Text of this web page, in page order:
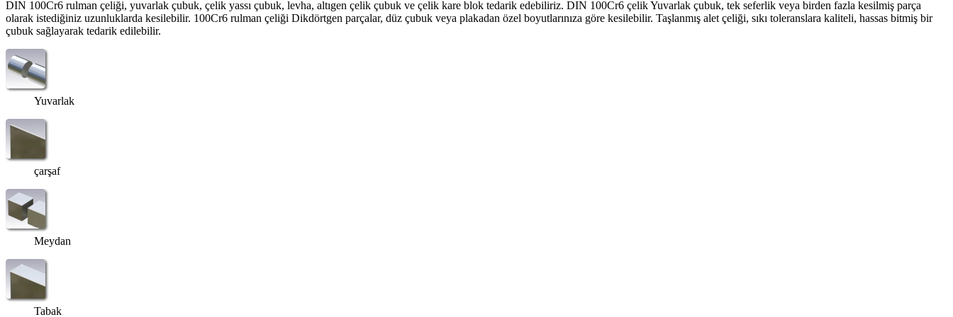
DIN 100Cr6 rulman çeliği, yuvarlak çubuk, çelik yassı çubuk, levha, altıgen çelik çubuk ve çelik kare blok tedarik edebiliriz. DIN 100Cr6 çelik Yuvarlak çubuk, tek seferlik veya birden fazla kesilmiş parça
olarak istediğiniz uzunluklarda kesilebilir. 100Cr6 rulman çeliği Dikdörtgen parçalar, düz çubuk veya plakadan özel boyutlarınıza göre kesilebilir. Taşlanmış alet çeliği, sıkı toleranslara kaliteli, hassas bitmiş bir
çubuk sağlayarak tedarik edilebilir.
Yuvarlak
çarşaf
Meydan
Tabak